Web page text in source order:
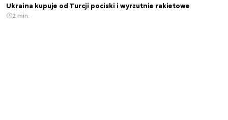
Ukraina kupuje od Turcji pociski i wyrzutnie rakietowe
2 min.